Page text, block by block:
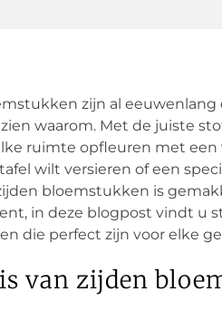
zijn al
waarom. Met de juiste
ruimte opfleuren met een
wilt versieren of een
bloemstukken is
in deze blogpost vindt u
die perfect zijn voor elke
van zijden